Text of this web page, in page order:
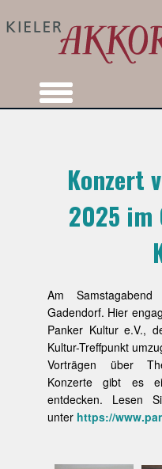
Konzert
2025 im
Am
Gadendorf. Hier
Panker Kultur e.V.,
Kultur-Treffpunkt
Vorträgen über
Konzerte gibt es
entdecken. Lesen
unter https://